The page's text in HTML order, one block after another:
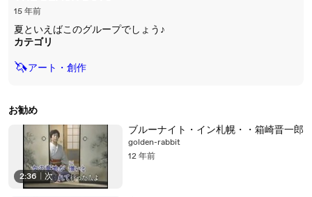
15 年前
夏といえばこのグループでしょう♪
カテゴリ
🦄アート・創作
お勧め
2:36 次
ブルーナイト・イン札幌・・箱崎晋一郎
golden-rabbit
12 年前